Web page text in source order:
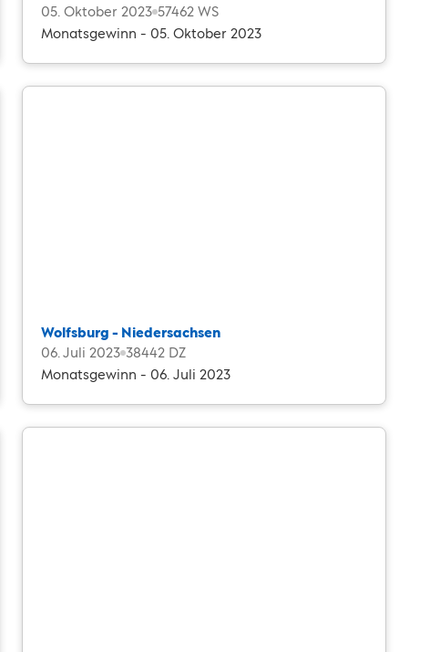
05. Oktober 2023 57462 WS
Monatsgewinn - 05. Oktober 2023
Wolfsburg - Niedersachsen
06. Juli 2023 38442 DZ
Monatsgewinn - 06. Juli 2023